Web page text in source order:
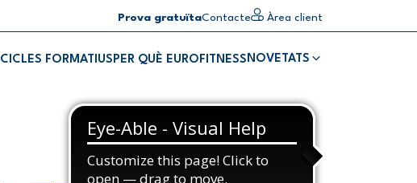
Prova gratuïtaContacte Àrea client
CICLES FORMATIUS PER QUÈ EUROFITNESS NOVETATS